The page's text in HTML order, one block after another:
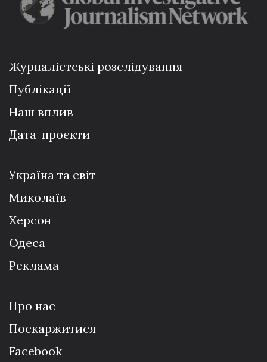
Журналістські розслідування
Публікації
Наш вплив
Дата-проєкти
Україна та світ
Миколаїв
Херсон
Одеса
Реклама
Про нас
Поскаржитися
Facebook